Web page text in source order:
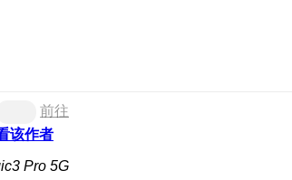
前往
该作者
Pro 5G